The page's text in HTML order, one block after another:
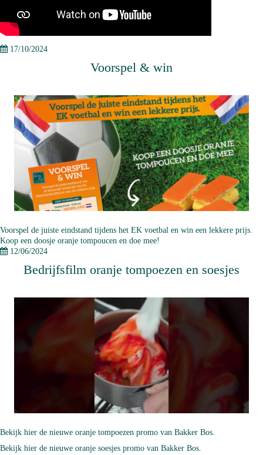
17/10/2024
Voorspel & win
Voorspel de juiste eindstand tijdens het EK voetbal en win een lekkere prijs.
Koop een doosje oranje tompoucen en doe mee!
12/06/2024
Bedrijfsfilm oranje tompoezen en soesjes
Bekijk hier de nieuwe oranje tompoezen promo van Bakker Bos.
Bekijk hier de nieuwe oranje soesjes promo van Bakker Bos.